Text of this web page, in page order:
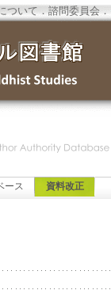
ついて ．諮問委員会 ．
ース 資料改正